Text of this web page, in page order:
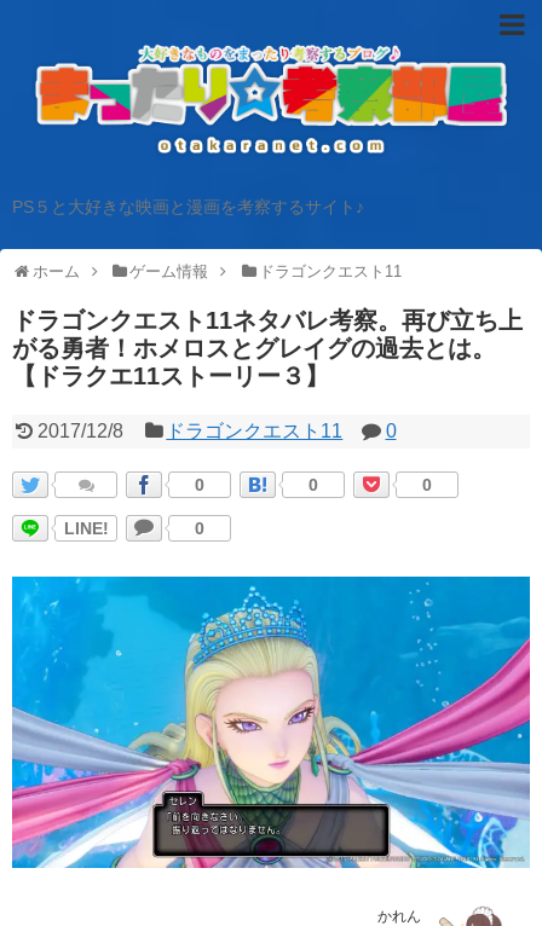
PS５と大好きな映画と漫画を考察するサイト♪
ホーム ゲーム情報 ドラゴンクエスト11
ドラゴンクエスト11ネタバレ考察。再び立ち上
がる勇者！ホメロスとグレイグの過去とは。
【ドラクエ11ストーリー３】
2017/12/8 ドラゴンクエスト11 0
0 0 0
LINE! 0
かれん